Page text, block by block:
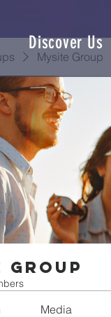
Discover Us
Mysite Group
Group
Media